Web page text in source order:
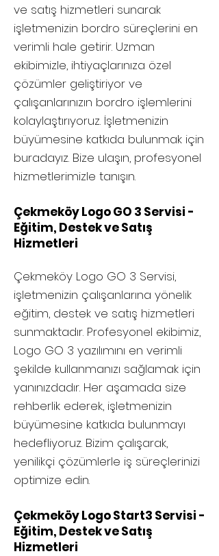
ve satış hizmetleri sunarak
işletmenizin bordro süreçlerini en
verimli hale getirir. Uzman
ekibimizle, ihtiyaçlarınıza özel
çözümler geliştiriyor ve
çalışanlarınızın bordro işlemlerini
kolaylaştırıyoruz. İşletmenizin
büyümesine katkıda bulunmak için
buradayız. Bize ulaşın, profesyonel
hizmetlerimizle tanışın.
Çekmeköy Logo GO 3 Servisi -
Eğitim, Destek ve Satış
Hizmetleri
Çekmeköy Logo GO 3 Servisi,
işletmenizin çalışanlarına yönelik
eğitim, destek ve satış hizmetleri
sunmaktadır. Profesyonel ekibimiz,
Logo GO 3 yazılımını en verimli
şekilde kullanmanızı sağlamak için
yanınızdadır. Her aşamada size
rehberlik ederek, işletmenizin
büyümesine katkıda bulunmayı
hedefliyoruz. Bizim çalışarak,
yenilikçi çözümlerle iş süreçlerinizi
optimize edin.
Çekmeköy Logo Start3 Servisi -
Eğitim, Destek ve Satış
Hizmetleri